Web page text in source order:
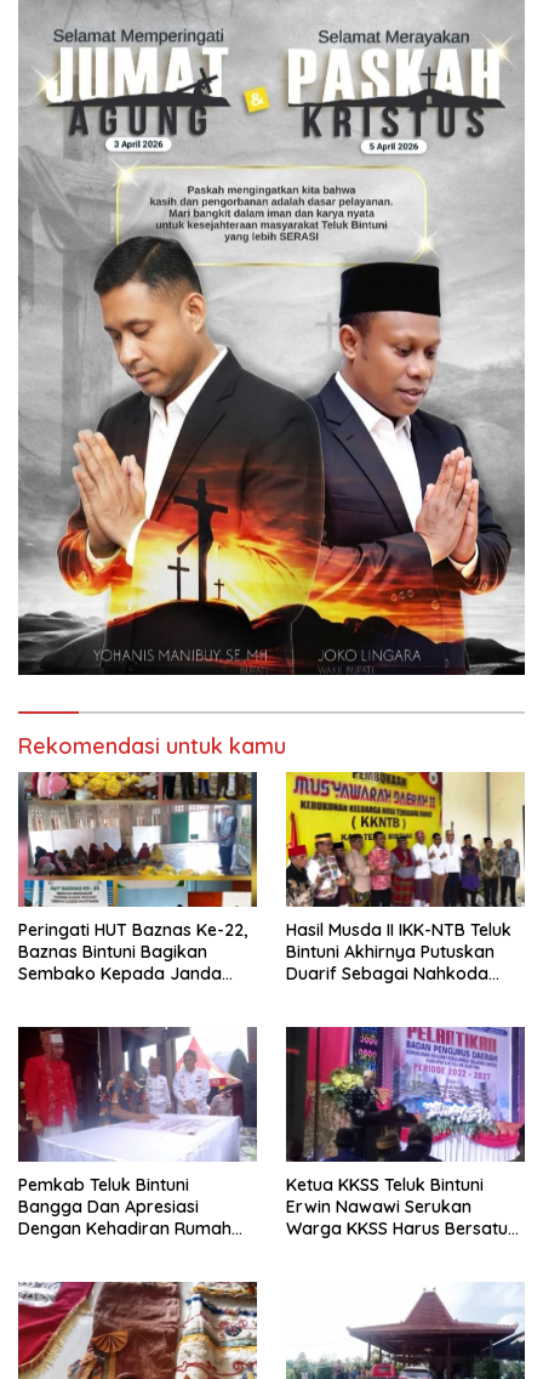
Rekomendasi untuk kamu
Peringati HUT Baznas Ke-22,
Baznas Bintuni Bagikan
Sembako Kepada Janda
Hasil Musda II IKK-NTB Teluk
Bintuni Akhirnya Putuskan
Duarif Sebagai Nahkoda
Pemkab Teluk Bintuni
Bangga Dan Apresiasi
Dengan Kehadiran Rumah
Ketua KKSS Teluk Bintuni
Erwin Nawawi Serukan
Warga KKSS Harus Bersatu